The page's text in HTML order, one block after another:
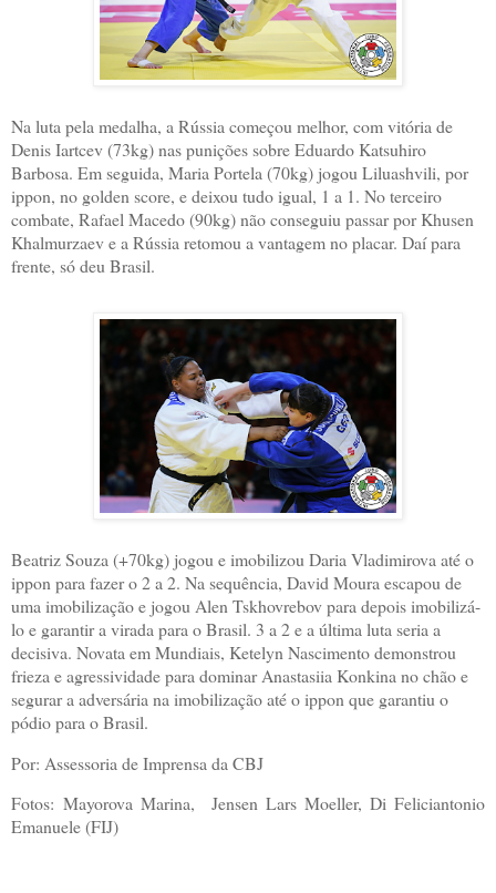
Na luta pela medalha, a Rússia começou melhor, com vitória de
Denis Iartcev (73kg) nas punições sobre Eduardo Katsuhiro
Barbosa. Em seguida, Maria Portela (70kg) jogou Liluashvili, por
ippon, no golden score, e deixou tudo igual, 1 a 1. No terceiro
combate, Rafael Macedo (90kg) não conseguiu passar por Khusen
Khalmurzaev e a Rússia retomou a vantagem no placar. Daí para
frente, só deu Brasil.
Beatriz Souza (+70kg) jogou e imobilizou Daria Vladimirova até o
ippon para fazer o 2 a 2. Na sequência, David Moura escapou de
uma imobilização e jogou Alen Tskhovrebov para depois imobilizá-
lo e garantir a virada para o Brasil. 3 a 2 e a última luta seria a
decisiva. Novata em Mundiais, Ketelyn Nascimento demonstrou
frieza e agressividade para dominar Anastasiia Konkina no chão e
segurar a adversária na imobilização até o ippon que garantiu o
pódio para o Brasil.
Por: Assessoria de Imprensa da CBJ
Fotos: Mayorova Marina, Jensen Lars Moeller, Di Feliciantonio
Emanuele (FIJ)